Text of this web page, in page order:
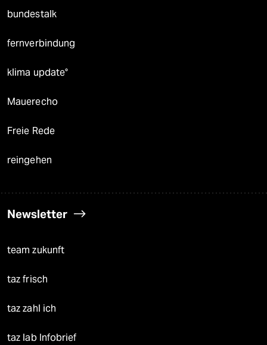
bundestalk
fernverbindung
klima update°
Mauerecho
Freie Rede
reingehen
Newsletter
team zukunft
taz frisch
taz zahl ich
taz lab Infobrief